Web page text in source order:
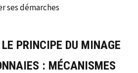
ses démarches
PRINCIPE DU MINAGE
: MÉCANISMES